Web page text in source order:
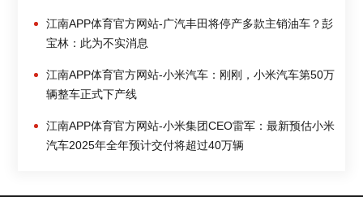
江南APP体育官方网站-广汽丰田将停产多款主销油车？彭
宝林：此为不实消息
江南APP体育官方网站-小米汽车：刚刚，小米汽车第50万
辆整车正式下产线
江南APP体育官方网站-小米集团CEO雷军：最新预估小米
汽车2025年全年预计交付将超过40万辆